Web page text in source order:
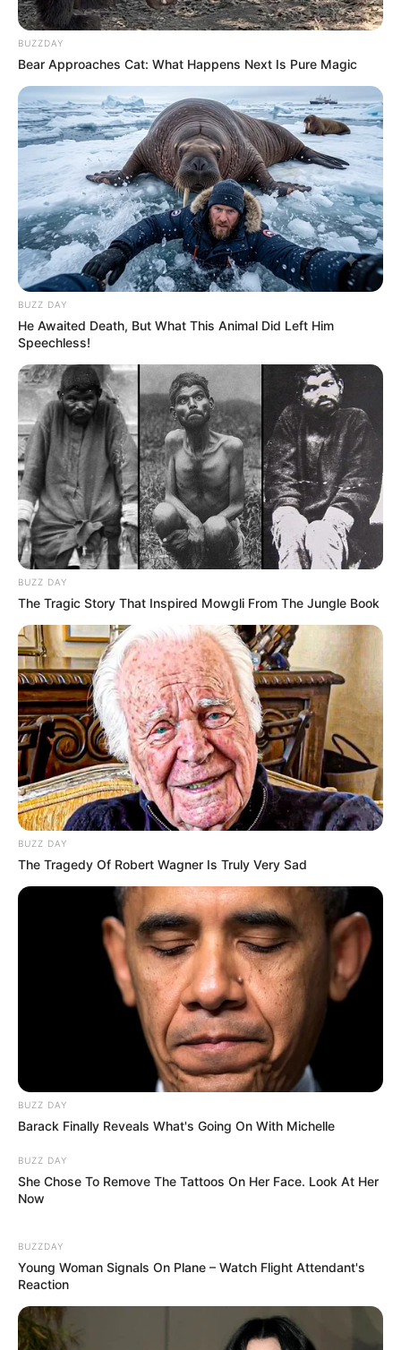
BUZZDAY
Bear Approaches Cat: What Happens Next Is Pure Magic
BUZZ DAY
He Awaited Death, But What This Animal Did Left Him
Speechless!
BUZZ DAY
The Tragic Story That Inspired Mowgli From The Jungle Book
BUZZ DAY
The Tragedy Of Robert Wagner Is Truly Very Sad
BUZZ DAY
Barack Finally Reveals What's Going On With Michelle
BUZZ DAY
She Chose To Remove The Tattoos On Her Face. Look At Her
Now
BUZZDAY
Young Woman Signals On Plane – Watch Flight Attendant's
Reaction